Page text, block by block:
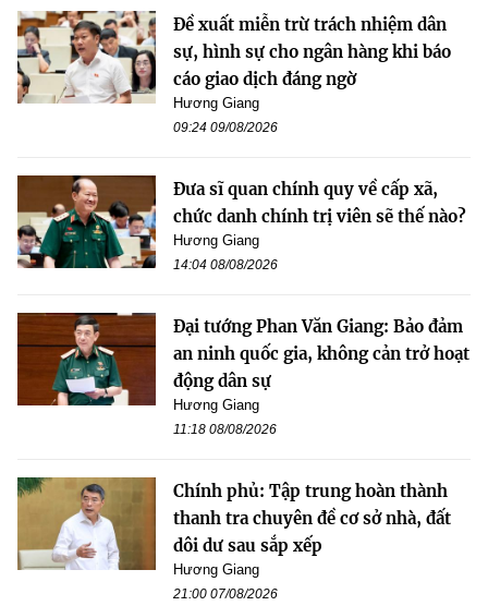
Đề xuất miễn trừ trách nhiệm dân
sự, hình sự cho ngân hàng khi báo
cáo giao dịch đáng ngờ
Hương Giang
09:24 09/08/2026
Đưa sĩ quan chính quy về cấp xã,
chức danh chính trị viên sẽ thế nào?
Hương Giang
14:04 08/08/2026
Đại tướng Phan Văn Giang: Bảo đảm
an ninh quốc gia, không cản trở hoạt
động dân sự
Hương Giang
11:18 08/08/2026
Chính phủ: Tập trung hoàn thành
thanh tra chuyên đề cơ sở nhà, đất
dôi dư sau sắp xếp
Hương Giang
21:00 07/08/2026